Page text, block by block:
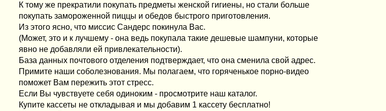
К тому же прекратили покупать предметы женской гигиены, но стали больше
покупать замороженной пиццы и обедов быстрого приготовления.
Из этого ясно, что миссис Сандерс покинула Вас.
(Может, это и к лучшему - она ведь покупала такие дешевые шампуни, которые
явно не добавляли ей привлекательности).
База данных почтового отделения подтверждает, что она сменила свой адрес.
Примите наши соболезнования. Мы полагаем, что горяченькое порно-видео
поможет Вам пережить этот стресс.
Если Вы чувствуете себя одиноким - просмотрите наш каталог.
Купите кассеты не откладывая и мы добавим 1 кассету бесплатно!